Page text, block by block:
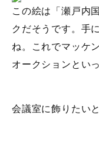
この絵は「瀬戸内
クだそうです。手
ね。これでマッケ
オークションとい
会議室に飾りたい